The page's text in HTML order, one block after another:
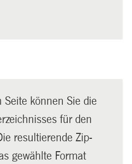
Seite können Sie die
für den
resultierende Zip-
gewählte Format